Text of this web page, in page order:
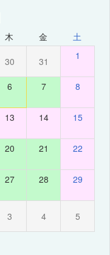
木 金 土
30 31 1
6 7 8
13 14 15
20 21 22
27 28 29
3 4 5